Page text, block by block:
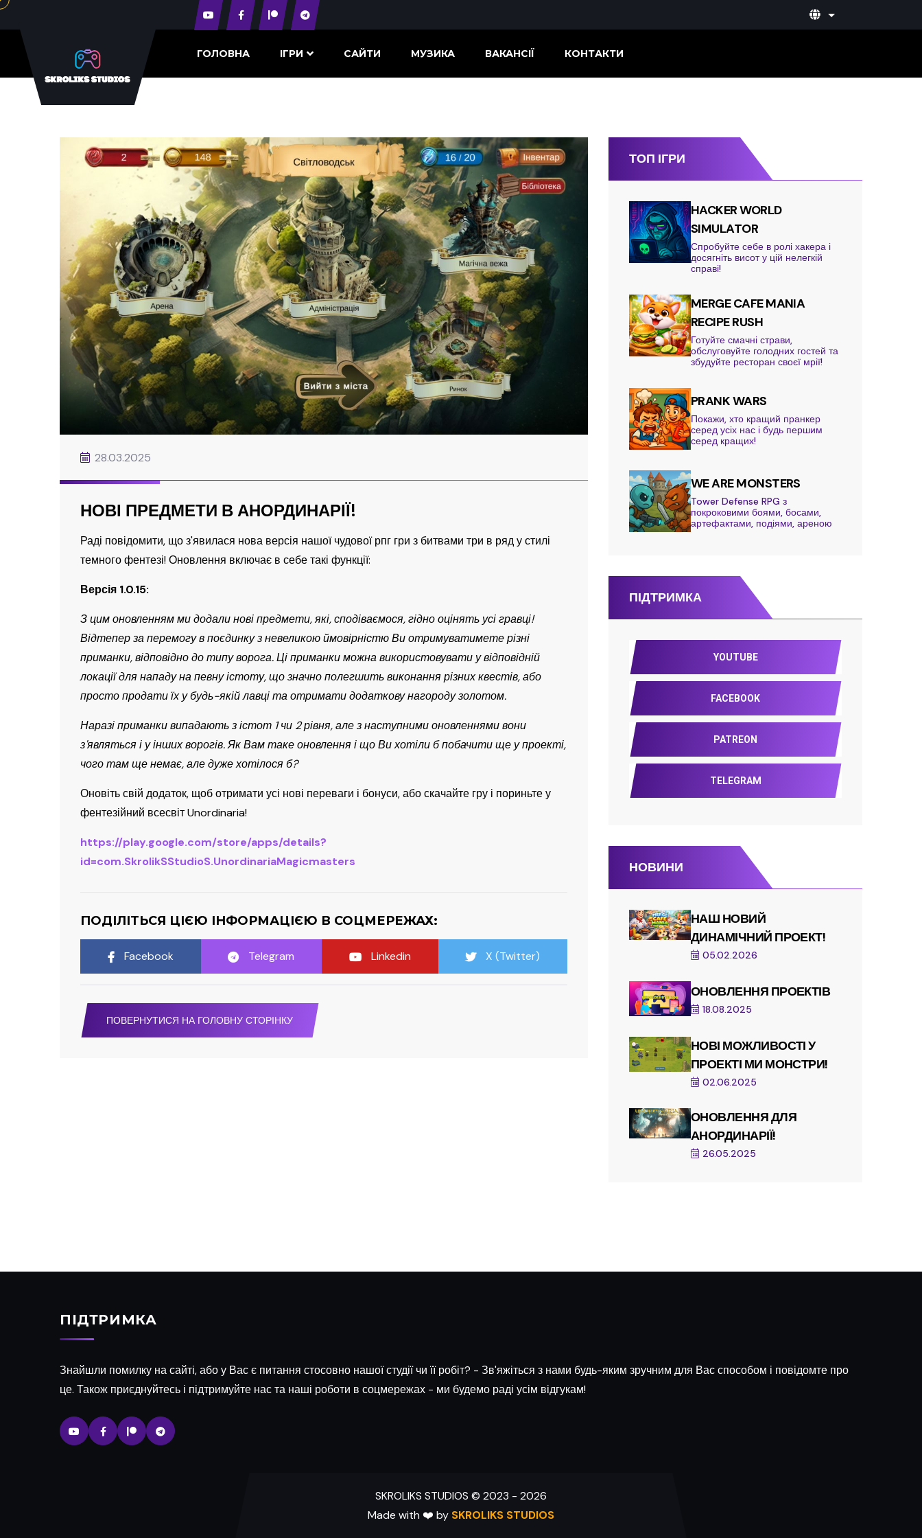
ГОЛОВНА ІГРИ САЙТИ МУЗИКА ВАКАНСІЇ КОНТАКТИ
28.03.2025
НОВІ ПРЕДМЕТИ В АНОРДИНАРІЇ!
Раді повідомити, що з'явилася нова версія нашої чудової рпг гри з битвами три в ряд у стилі
темного фентезі! Оновлення включає в себе такі функції:
Версія 1.0.15:
З цим оновленням ми додали нові предмети, які, сподіваємося, гідно оцінять усі гравці!
Відтепер за перемогу в поєдинку з невеликою ймовірністю Ви отримуватимете різні
приманки, відповідно до типу ворога. Ці приманки можна використовувати у відповідній
локації для нападу на певну істоту, що значно полегшить виконання різних квестів, або
просто продати їх у будь-якій лавці та отримати додаткову нагороду золотом.
Наразі приманки випадають з істот 1 чи 2 рівня, але з наступними оновленнями вони
з'являться і у інших ворогів. Як Вам таке оновлення і що Ви хотіли б побачити ще у проекті,
чого там ще немає, але дуже хотілося б?
Оновіть свій додаток, щоб отримати усі нові переваги і бонуси, або скачайте гру і пориньте у
фентезійний всесвіт Unordinaria!
https://play.google.com/store/apps/details?
id=com.SkrolikSStudioS.UnordinariaMagicmasters
ПОДІЛІТЬСЯ ЦІЄЮ ІНФОРМАЦІЄЮ В СОЦМЕРЕЖАХ:
Facebook Telegram Linkedin X (Twitter)
ПОВЕРНУТИСЯ НА ГОЛОВНУ СТОРІНКУ
ТОП ІГРИ
HACKER WORLD
SIMULATOR
Спробуйте себе в ролі хакера і
досягніть висот у цій нелегкій
справі!
MERGE CAFE MANIA
RECIPE RUSH
Готуйте смачні страви,
обслуговуйте голодних гостей та
збудуйте ресторан своєї мрії!
PRANK WARS
Покажи, хто кращий пранкер
серед усіх нас і будь першим
серед кращих!
WE ARE MONSTERS
Tower Defense RPG з
покроковими боями, босами,
артефактами, подіями, ареною
ПІДТРИМКА
YOUTUBE
FACEBOOK
PATREON
TELEGRAM
НОВИНИ
НАШ НОВИЙ
ДИНАМІЧНИЙ ПРОЕКТ!
05.02.2026
ОНОВЛЕННЯ ПРОЕКТІВ
18.08.2025
НОВІ МОЖЛИВОСТІ У
ПРОЕКТІ МИ МОНСТРИ!
02.06.2025
ОНОВЛЕННЯ ДЛЯ
АНОРДИНАРІЇ!
26.05.2025
ПІДТРИМКА
Знайшли помилку на сайті, або у Вас є питання стосовно нашої студії чи її робіт? - Зв'яжіться з нами будь-яким зручним для Вас способом і повідомте про
це. Також приєднуйтесь і підтримуйте нас та наші роботи в соцмережах - ми будемо раді усім відгукам!
SKROLIKS STUDIOS © 2023 - 2026
Made with ❤️ by SKROLIKS STUDIOS